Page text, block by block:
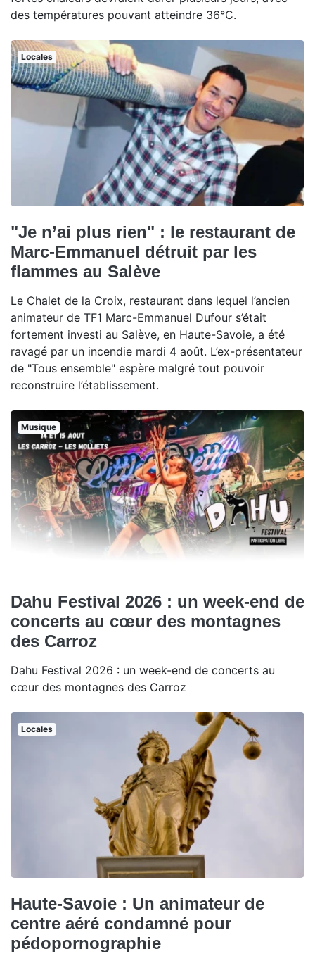
des températures pouvant atteindre 36°C.
Locales
"Je n’ai plus rien" : le restaurant de
Marc-Emmanuel détruit par les
flammes au Salève
Le Chalet de la Croix, restaurant dans lequel l’ancien
animateur de TF1 Marc-Emmanuel Dufour s’était
fortement investi au Salève, en Haute-Savoie, a été
ravagé par un incendie mardi 4 août. L’ex-présentateur
de "Tous ensemble" espère malgré tout pouvoir
reconstruire l’établissement.
Musique
Dahu Festival 2026 : un week-end de
concerts au cœur des montagnes
des Carroz
Dahu Festival 2026 : un week-end de concerts au
cœur des montagnes des Carroz
Locales
Haute-Savoie : Un animateur de
centre aéré condamné pour
pédopornographie